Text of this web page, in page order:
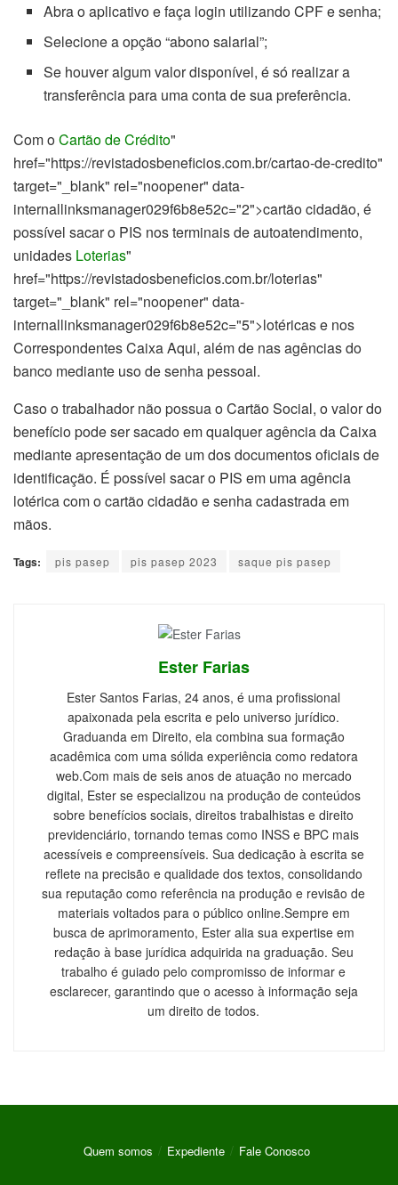
Abra o aplicativo e faça login utilizando CPF e senha;
Selecione a opção “abono salarial”;
Se houver algum valor disponível, é só realizar a
transferência para uma conta de sua preferência.
Com oCartão de Crédito"
href="https://revistadosbeneficios.com.br/cartao-de-credito"
target="_blank" rel="noopener" data-
internallinksmanager029f6b8e52c="2">cartão cidadão, é
possível sacar o PIS nos terminais de autoatendimento,
unidades Loterias"
href="https://revistadosbeneficios.com.br/loterias"
target="_blank" rel="noopener" data-
internallinksmanager029f6b8e52c="5">lotéricas e nos
Correspondentes Caixa Aqui, além de nas agências do
banco mediante uso de senha pessoal.
Caso o trabalhador não possua o Cartão Social, o valor do
benefício pode ser sacado em qualquer agência da Caixa
mediante apresentação de um dos documentos oficiais de
identificação. É possível sacar o PIS em uma agência
lotérica com o cartão cidadão e senha cadastrada em
mãos.
Tags: pis pasep pis pasep 2023 saque pis pasep
Ester Farias
Ester Santos Farias, 24 anos, é uma profissional
apaixonada pela escrita e pelo universo jurídico.
Graduanda em Direito, ela combina sua formação
acadêmica com uma sólida experiência como redatora
web.Com mais de seis anos de atuação no mercado
digital, Ester se especializou na produção de conteúdos
sobre benefícios sociais, direitos trabalhistas e direito
previdenciário, tornando temas como INSS e BPC mais
acessíveis e compreensíveis. Sua dedicação à escrita se
reflete na precisão e qualidade dos textos, consolidando
sua reputação como referência na produção e revisão de
materiais voltados para o público online.Sempre em
busca de aprimoramento, Ester alia sua expertise em
redação à base jurídica adquirida na graduação. Seu
trabalho é guiado pelo compromisso de informar e
esclarecer, garantindo que o acesso à informação seja
um direito de todos.
Quem somos Expediente Fale Conosco